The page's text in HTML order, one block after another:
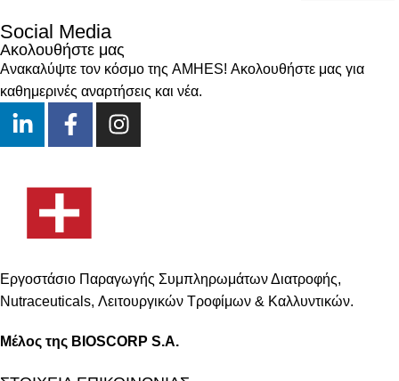
Social Media
Ακολουθήστε μας
Ανακαλύψτε τον κόσμο της AMHES! Ακολουθήστε μας για
καθημερινές αναρτήσεις και νέα.
Εργοστάσιο Παραγωγής Συμπληρωμάτων Διατροφής,
Νutraceuticals, Λειτουργικών Τροφίμων & Καλλυντικών.
Μέλος της BIOSCORP S.A.